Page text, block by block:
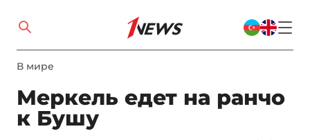
В мире
Меркель едет на ранчо
к Бушу